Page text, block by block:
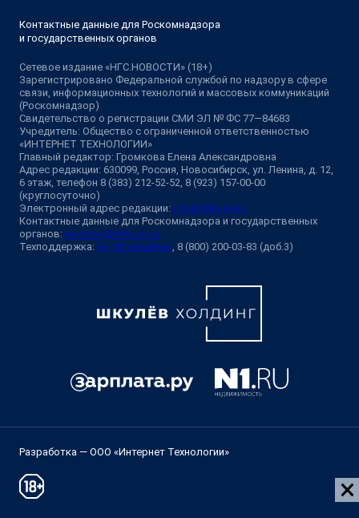
Контактные данные для Роскомнадзора
и государственных органов
Сетевое издание «НГС.НОВОСТИ» (18+)
Зарегистрировано Федеральной службой по надзору в сфере
связи, информационных технологий и массовых коммуникаций
(Роскомнадзор)
Свидетельство о регистрации СМИ ЭЛ № ФС 77—84683
Учредитель: Общество с ограниченной ответственностью
«ИНТЕРНЕТ ТЕХНОЛОГИИ»
Главный редактор: Громкова Елена Александровна
Адрес редакции: 630099, Россия, Новосибирск, ул. Ленина, д. 12,
6 этаж, телефон 8 (383) 212-52-52, 8 (923) 157-00-00
(круглосуточно)
Электронный адрес редакции: ngs@shkulev.ru
Контактные данные для Роскомнадзора и государственных
органов: juristnsk@shkulev.ru
Техподдержка: help@shkulev.ru , 8 (800) 200-03-83 (доб.3)
Разработка — ООО «Интернет Технологии»